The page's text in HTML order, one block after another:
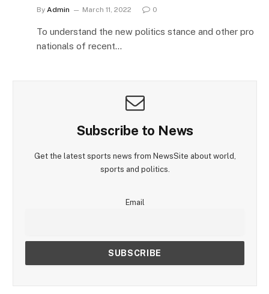
By Admin March 11, 2022 0
To understand the new politics stance and other pro
nationals of recent…
Subscribe to News
Get the latest sports news from NewsSite about world,
sports and politics.
Email